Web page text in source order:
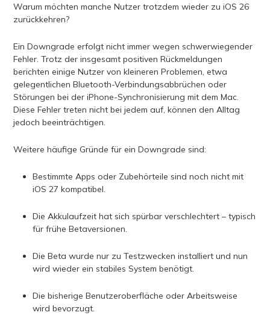
Warum möchten manche Nutzer trotzdem wieder zu iOS 26
zurückkehren?
Ein Downgrade erfolgt nicht immer wegen schwerwiegender
Fehler. Trotz der insgesamt positiven Rückmeldungen
berichten einige Nutzer von kleineren Problemen, etwa
gelegentlichen Bluetooth-Verbindungsabbrüchen oder
Störungen bei der iPhone-Synchronisierung mit dem Mac.
Diese Fehler treten nicht bei jedem auf, können den Alltag
jedoch beeinträchtigen.
Weitere häufige Gründe für ein Downgrade sind:
Bestimmte Apps oder Zubehörteile sind noch nicht mit
iOS 27 kompatibel.
Die Akkulaufzeit hat sich spürbar verschlechtert – typisch
für frühe Betaversionen.
Die Beta wurde nur zu Testzwecken installiert und nun
wird wieder ein stabiles System benötigt.
Die bisherige Benutzeroberfläche oder Arbeitsweise
wird bevorzugt.